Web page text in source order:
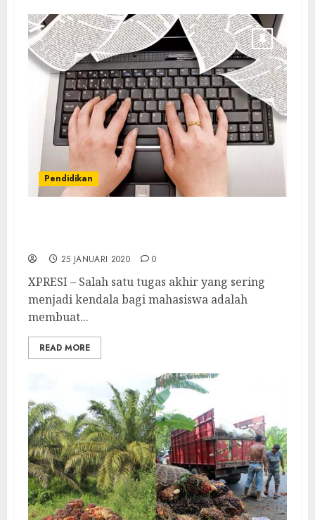
Pendidikan
25 JANUARI 2020 0
XPRESI – Salah satu tugas akhir yang sering
menjadi kendala bagi mahasiswa adalah
membuat...
READ MORE